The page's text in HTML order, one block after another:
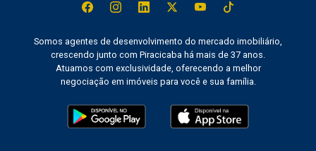
Somos agentes de desenvolvimento do mercado imobiliário,
crescendo junto com Piracicaba há mais de 37 anos.
Atuamos com exclusividade, oferecendo a melhor
negociação em imóveis para você e sua família.